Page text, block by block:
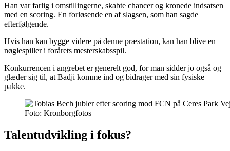
Han var farlig i omstillingerne, skabte chancer og kronede indsatsen
med en scoring. En forløsende en af slagsen, som han sagde
efterfølgende.
Hvis han kan bygge videre på denne præstation, kan han blive en
nøglespiller i forårets mesterskabsspil.
Konkurrencen i angrebet er generelt god, for man sidder jo også og
glæder sig til, at Badji komme ind og bidrager med sin fysiske
pakke.
Foto: Kronborgfotos
Talentudvikling i fokus?